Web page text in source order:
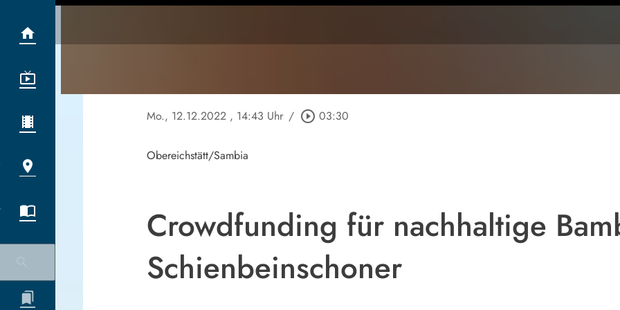
Mo., 12.12.2022 , 14:43 Uhr / play_circle_outline 03:30
Obereichstätt/Sambia
Crowdfunding für nachhaltige
Schienbeinschoner